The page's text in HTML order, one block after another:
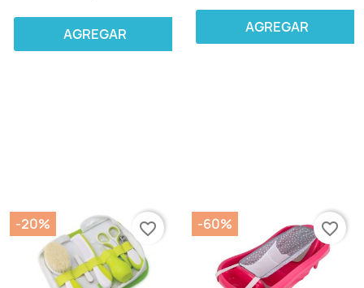
AGREGAR AGREGAR
-20% favorite_border -60% favorite_border